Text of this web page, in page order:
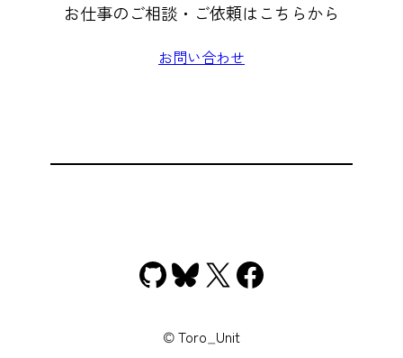
お仕事のご相談・ご依頼はこちらから
お問い合わせ
GitHub
Bluesky
X Facebook
© Toro_Unit